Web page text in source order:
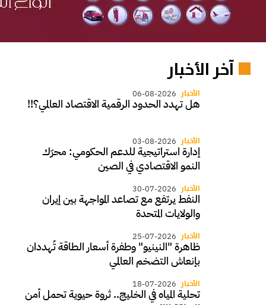
آخر الأخبار
الأخبار 06-08-2026
هل تهدد الحدود الرقمية الاقتصاد العالمي؟!!
الأخبار 03-08-2026
إدارة استراتيجية للدعم الحكومي: محرّك
النمو الاقتصادي في الصين
الأخبار 30-07-2026
النفط يرتفع مع تصاعد المواجهة بين إيران
والولايات المتحدة
الأخبار 25-07-2026
ظاهرة "النينيو" وطفرة أسعار الطاقة تُهددان
بإنعاش التضخم العالمي
الأخبار 18-07-2026
تحلية المياه في الخليج.. ثروة حيوية تحمل أمن